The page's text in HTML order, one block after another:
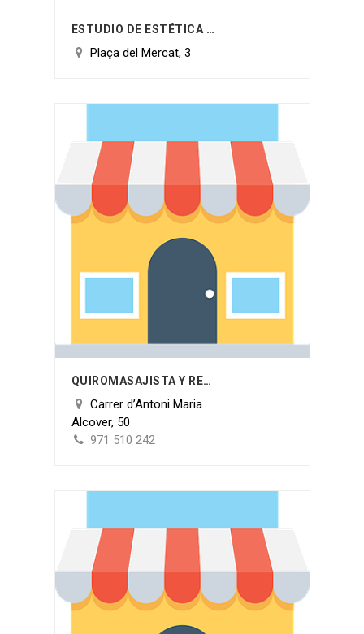
ESTUDIO DE ESTÉTICA SUSANA DE LA CAMARA
Plaça del Mercat, 3
QUIROMASAJISTA Y REFLEXÓLOGA PODAL MARIA PARRILLA
Carrer d’Antoni Maria
Alcover, 50
971 510 242